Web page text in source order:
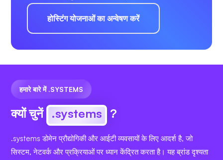
होस्टिंग योजनाओं का अन्वेषण करें
हमारे बारे में .SYSTEMS
क्यों चुनें .systems ?
.systems डोमेन प्रौद्योगिकी और आईटी व्यवसायों के लिए आदर्श है, जो
सिस्टम, नेटवर्क और प्रक्रियाओं पर ध्यान केंद्रित करता है। यह ब्रांड दृश्यता